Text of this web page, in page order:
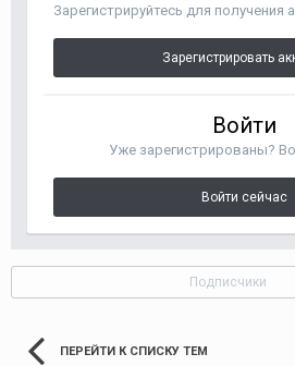
Зарегистрируйтесь для получения
Зарегистрировать
Войти
Уже зарегистрированы?
Войти сейчас
Подписчики
ПЕРЕЙТИ К СПИСКУ ТЕМ